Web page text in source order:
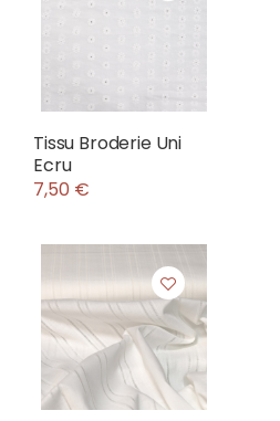
Tissu Broderie Uni
Ecru
7,50 €